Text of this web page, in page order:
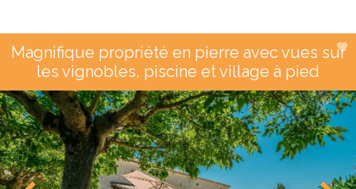
Magnifique propriété en pierre avec vues sur
les vignobles, piscine et village à pied